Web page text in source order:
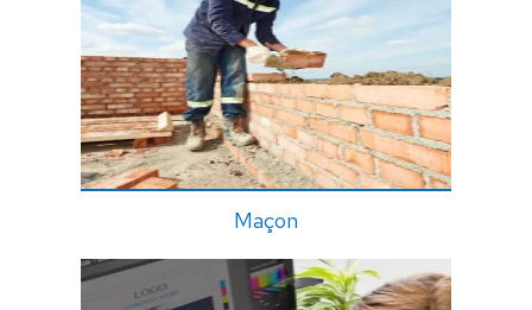
Maçon